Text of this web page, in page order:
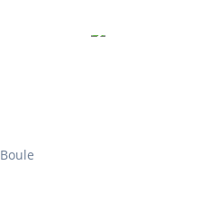
Boule